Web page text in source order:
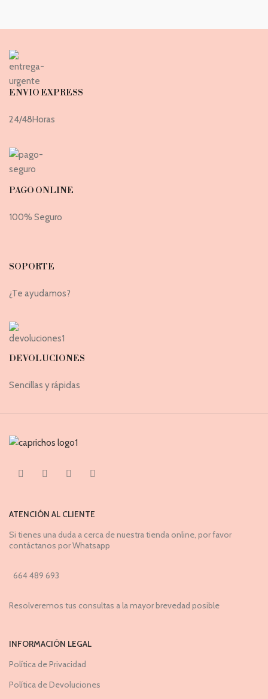
ENVIO EXPRESS
24/48Horas
PAGO ONLINE
100% Seguro
SOPORTE
¿Te ayudamos?
DEVOLUCIONES
Sencillas y rápidas
ATENCIÓN AL CLIENTE
Si tienes una duda a cerca de nuestra tienda online, por favor
contáctanos por Whatsapp
664 489 693
Resolveremos tus consultas a la mayor brevedad posible
INFORMACIÓN LEGAL
Política de Privacidad
Política de Devoluciones